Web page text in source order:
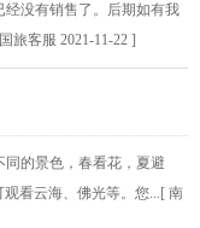
没有销售了。后期如有我
旅客服 2021-11-22 ]
的景色，春看花，夏避
看云海、佛光等。您...[ 南